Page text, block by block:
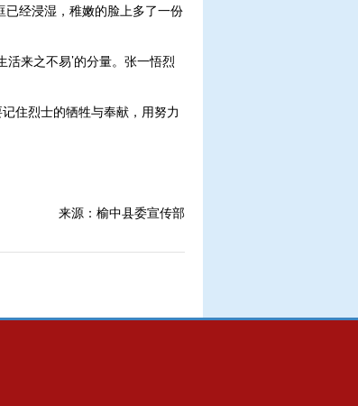
已经浸湿，稚嫩的脸上多了一份
来之不易’的分量。张一悟烈
住烈士的牺牲与奉献，用努力
来源：榆中县委宣传部